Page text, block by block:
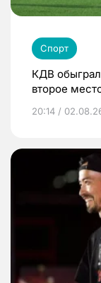
Спорт
КДВ
второе
20:14 /